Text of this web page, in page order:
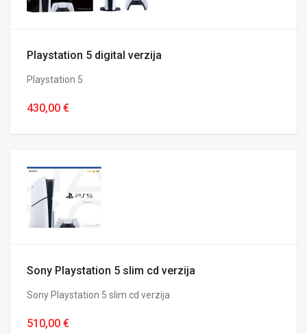
Playstation 5 digital verzija
Playstation 5
430,00 €
Sony Playstation 5 slim cd verzija
Sony Playstation 5 slim cd verzija
510,00 €